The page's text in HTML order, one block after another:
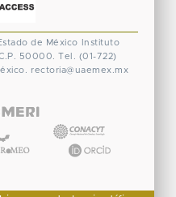
de México
Instituto
50000. Tel. (01-722)
rectoria@uaemex.mx